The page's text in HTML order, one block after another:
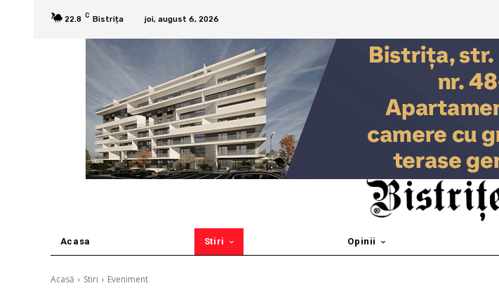
22.8 C Bistrița joi, august 6, 2026
Acasa Stiri Opinii
Acasă Stiri Eveniment